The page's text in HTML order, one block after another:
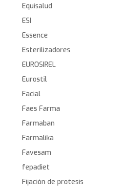
Equisalud
ESI
Essence
Esterilizadores
EUROSIREL
Eurostil
Facial
Faes Farma
Farmaban
Farmalika
Favesam
fepadiet
Fijación de protesis